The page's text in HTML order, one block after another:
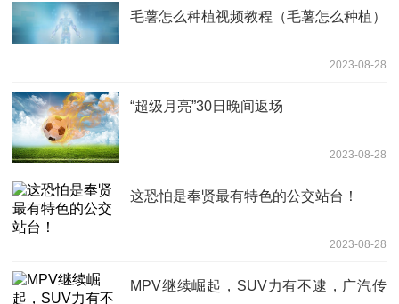
毛薯怎么种植视频教程（毛薯怎么种植）
2023-08-28
“超级月亮”30日晚间返场
2023-08-28
这恐怕是奉贤最有特色的公交站台！
2023-08-28
MPV继续崛起，SUV力有不逮，广汽传